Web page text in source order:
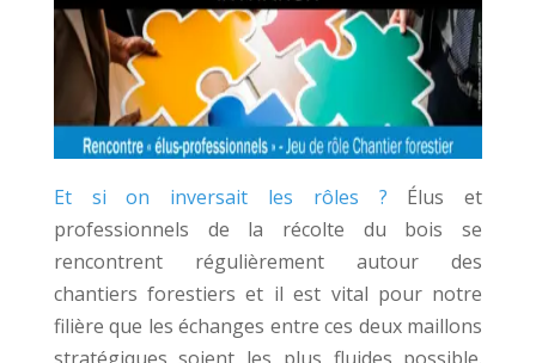
Et si on inversait les rôles ? Élus et
professionnels de la récolte du bois se
rencontrent régulièrement autour des
chantiers forestiers et il est vital pour notre
filière que les échanges entre ces deux maillons